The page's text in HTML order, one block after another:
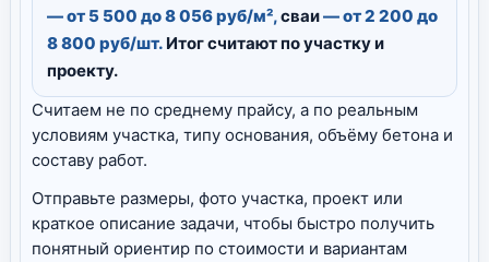
— от 5 500 до 8 056 руб/м²,сваи— от 2 200 до
8 800 руб/шт. Итог считают по участку и
проекту.
Считаем не по среднему прайсу, а по реальным
условиям участка, типу основания, объёму бетона и
составу работ.
Отправьте размеры, фото участка, проект или
краткое описание задачи, чтобы быстро получить
понятный ориентир по стоимости и вариантам